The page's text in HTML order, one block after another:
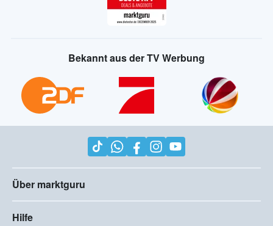
Bekannt aus der TV Werbung
Über marktguru
Hilfe